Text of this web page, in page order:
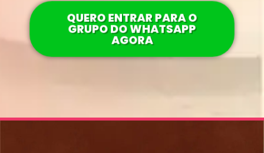
QUERO ENTRAR PARA O
GRUPO DO WHATSAPP
AGORA